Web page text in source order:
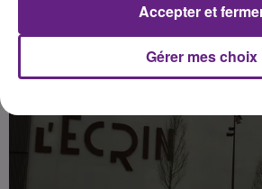
Gérer mes choix
Accepter et